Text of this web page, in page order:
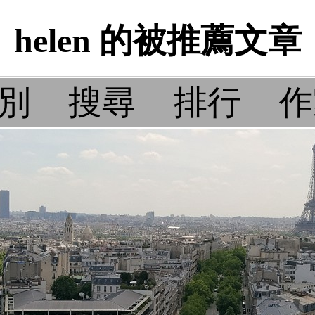
helen 的被推薦文章
搜尋 排行